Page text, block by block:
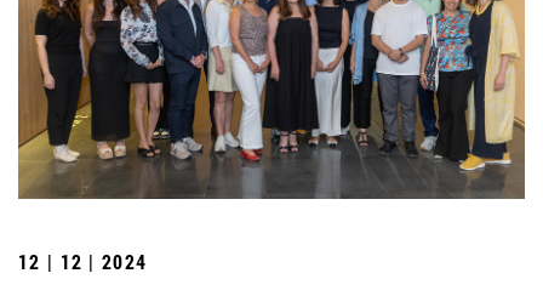
12 | 12 | 2024